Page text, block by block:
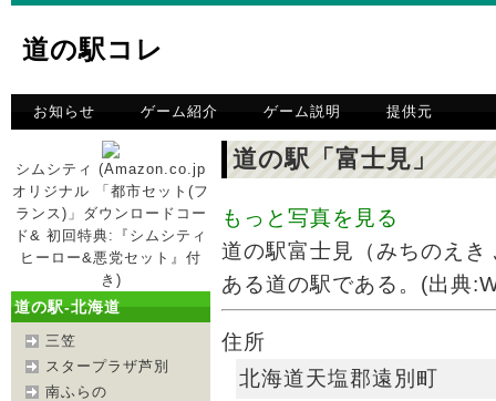
道の駅コレ
お知らせ ゲーム紹介 ゲーム説明 提供元
シムシティ (Amazon.co.jp
オリジナル 「都市セット(フ
ランス)」ダウンロードコー
ド& 初回特典:『シムシティ
ヒーロー&悪党セット』付
き)
道の駅-北海道
三笠
スタープラザ芦別
南ふらの
道の駅「富士見」
もっと写真を見る
道の駅富士見（みちのえ
ある道の駅である。(出典
住所
北海道天塩郡遠別町